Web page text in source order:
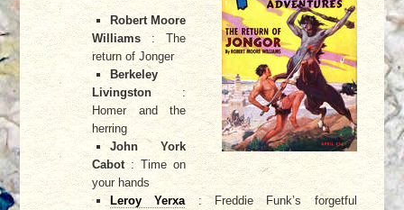
Robert Moore
Williams : The
return of Jonger
Berkeley
Livingston:
Homer and the
herring
John York
Cabot: Time on
your hands
Leroy Yerxa: Freddie Funk’s forgetful